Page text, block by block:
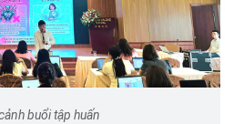
buổi tập huấn